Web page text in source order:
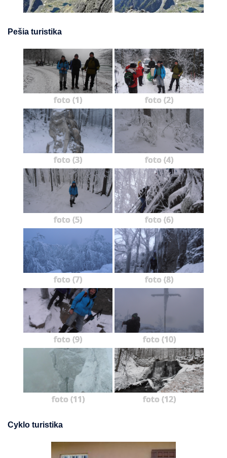
Pešia turistika
foto (1) foto (2)
foto (3) foto (4)
foto (5) foto (6)
foto (7) foto (8)
foto (9) foto (10)
foto (11) foto (12)
Cyklo turistika